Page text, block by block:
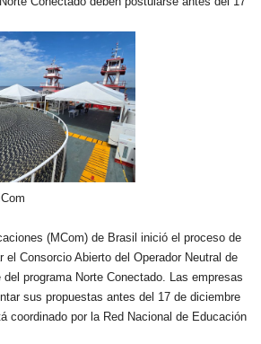
(MCom) de Brasil inició el proceso de
el Consorcio Abierto del Operador Neutral de
del programa Norte Conectado. Las empresas
sus propuestas antes del 17 de diciembre
coordinado por la Red Nacional de Educación